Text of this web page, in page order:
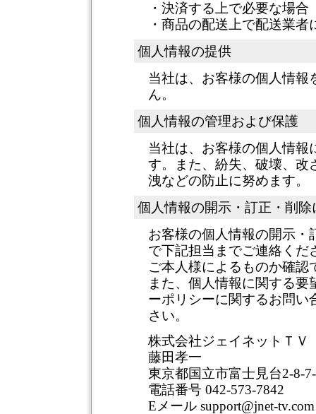
・決済する上で必要な場合
・商品の配送上で配送業者
個人情報の提供
当社は、お客様の個人情報
ん。
個人情報の管理および保護
当社は、お客様の個人情報
す。また、紛失、破壊、改
洩などの防止に努めます。
個人情報の開示・訂正・削
お客様の個人情報の開示・
で下記担当までご連絡くだ
ご本人様によるものか確
また、個人情報に関する
ーポリシーに関するお問い
さい。
株式会社ジェイネットＴＶ
藤田孝一
東京都国立市富士見台2-8-
電話番号 042-573-7842
Eメール support@jnet-tv.com